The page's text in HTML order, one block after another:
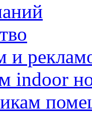
и
indoor